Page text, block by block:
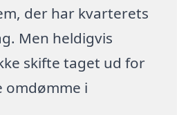
der har kvarterets
Men heldigvis
skifte taget ud for
omdømme i